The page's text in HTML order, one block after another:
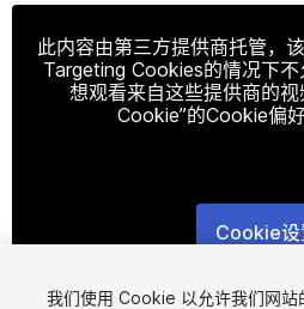
此内容由第三方提供商托管，
Targeting Cookies的情况下
想观看来自这些提供商的
Cookie”的Cookie偏好
Cookie设
1/2
我们使用 Cookie 以允许我们网站